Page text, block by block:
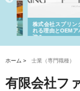
株式会社スプリング
れる理由とOEMアパ
強み
ホーム >士業（専門職種）
有限会社フ